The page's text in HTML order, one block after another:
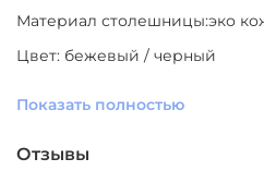
Материал столешницы:эко
Цвет: бежевый / черный
Производитель: Южный Китай
Показать полностью
Отзывы